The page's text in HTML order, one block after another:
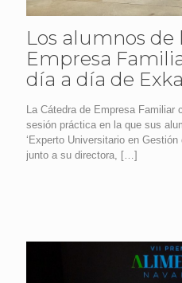
Los alumnos de
Empresa
día a día de
La Cátedra de Empresa Familiar
sesión práctica en la que sus
‘Experto Universitario en
junto a su directora, […]